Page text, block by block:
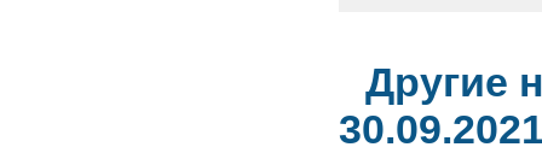
Другие